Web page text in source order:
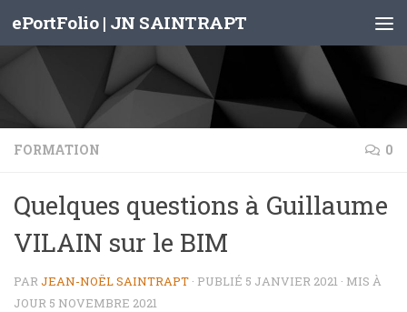
Skip to content
ePortFolio | JN SAINTRAPT
FORMATION 0
Quelques questions à Guillaume
VILAIN sur le BIM
PARJEAN-NOËL SAINTRAPT · PUBLIÉ 5 JANVIER 2021 · MIS À
JOUR 5 NOVEMBRE 2021